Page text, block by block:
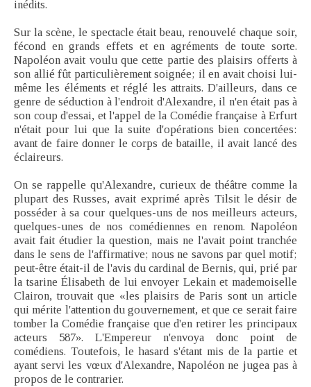
inédits.
Sur la scène, le spectacle était beau, renouvelé chaque soir,
fécond en grands effets et en agréments de toute sorte.
Napoléon avait voulu que cette partie des plaisirs offerts à
son allié fût particulièrement soignée; il en avait choisi lui-
même les éléments et réglé les attraits. D'ailleurs, dans ce
genre de séduction à l'endroit d'Alexandre, il n'en était pas à
son coup d'essai, et l'appel de la Comédie française à Erfurt
n'était pour lui que la suite d'opérations bien concertées:
avant de faire donner le corps de bataille, il avait lancé des
éclaireurs.
On se rappelle qu'Alexandre, curieux de théâtre comme la
plupart des Russes, avait exprimé après Tilsit le désir de
posséder à sa cour quelques-uns de nos meilleurs acteurs,
quelques-unes de nos comédiennes en renom. Napoléon
avait fait étudier la question, mais ne l'avait point tranchée
dans le sens de l'affirmative; nous ne savons par quel motif;
peut-être était-il de l'avis du cardinal de Bernis, qui, prié par
la tsarine Élisabeth de lui envoyer Lekain et mademoiselle
Clairon, trouvait que «les plaisirs de Paris sont un article
qui mérite l'attention du gouvernement, et que ce serait faire
tomber la Comédie française que d'en retirer les principaux
acteurs 587». L'Empereur n'envoya donc point de
comédiens. Toutefois, le hasard s'étant mis de la partie et
ayant servi les vœux d'Alexandre, Napoléon ne jugea pas à
propos de le contrarier.